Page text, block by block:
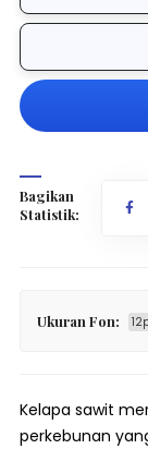
Bagikan
Statistik:
Ukuran Fon:
Kelapa sawit
perkebunan